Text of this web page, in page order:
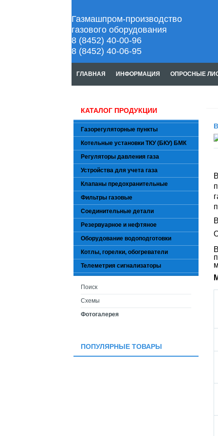
Газмашпром-производство
газового оборудования
8 (8452) 40-00-96
8 (8452) 40-06-95
ГЛАВНАЯ ИНФОРМАЦИЯ ОПРОСНЫЕ
КАТАЛОГ ПРОДУКЦИИ
Газорегуляторные пункты
Котельные установки ТКУ (БКУ) БМК
Регуляторы давления газа
Устройства для учета газа
Клапаны предохранительные
Фильтры газовые
Соединительные детали
Резервуарное и нефтяное
Оборудование водоподготовки
Котлы, горелки, обогреватели
Телеметрия сигнализаторы
Поиск
Схемы
Фотогалерея
ПОПУЛЯРНЫЕ ТОВАРЫ